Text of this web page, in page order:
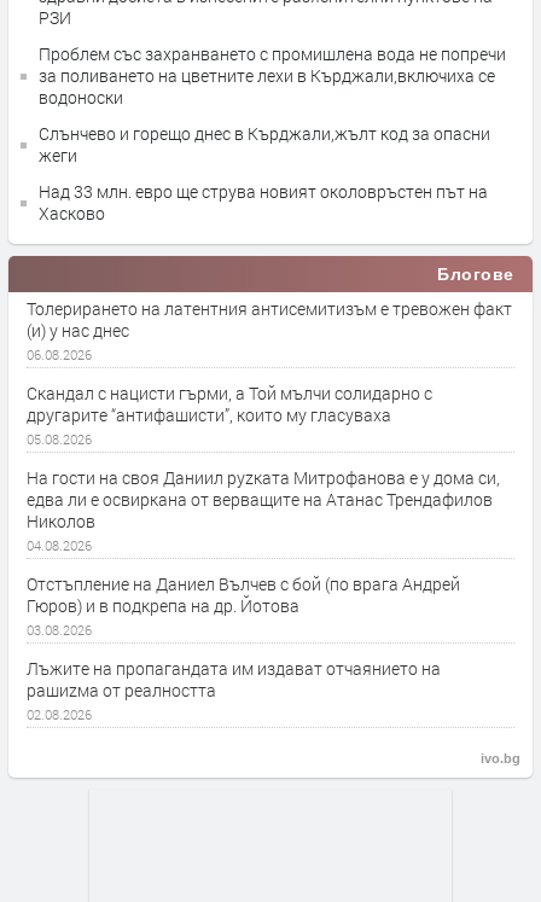
РЗИ
Проблем със захранването с промишлена вода не попречи
за поливането на цветните лехи в Кърджали,включиха се
водоноски
Слънчево и горещо днес в Кърджали,жълт код за опасни
жеги
Над 33 млн. евро ще струва новият околовръстен път на
Хасково
Блогове
Толерирането на латентния антисемитизъм е тревожен факт
(и) у нас днес
06.08.2026
Скандал с нацисти гърми, а Той мълчи солидарно с
другарите “антифашисти”, които му гласуваха
05.08.2026
На гости на своя Даниил руzката Митрофанова е у дома си,
едва ли е освиркана от верващите на Атанас Трендафилов
Николов
04.08.2026
Отстъпление на Даниел Вълчев с бой (по врага Андрей
Гюров) и в подкрепа на др. Йотова
03.08.2026
Лъжите на пропагандата им издават отчаянието на
рашиzма от реалността
02.08.2026
ivo.bg